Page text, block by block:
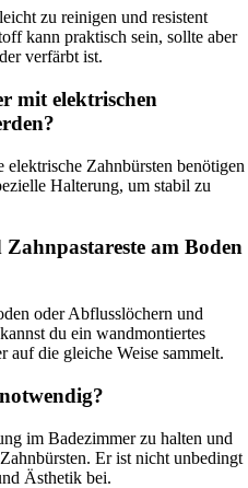
zu reinigen und resistent
kann praktisch sein, sollte aber
verfärbt ist.
mit elektrischen
Zahnbürsten benötigen
Halterung, um stabil zu
am Boden
oder Abflusslöchern und
du ein wandmontiertes
auf die gleiche Weise sammelt.
im Badezimmer zu halten und
Er ist nicht unbedingt
Ästhetik bei.